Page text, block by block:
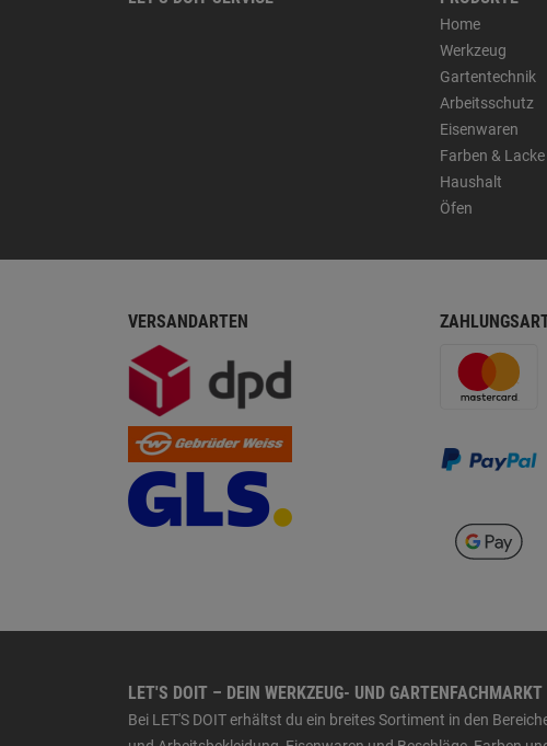
Home
Werkzeug
Gartentechnik
Arbeitsschutz
Eisenwaren
Farben & Lacke
Haushalt
Öfen
VERSANDARTEN
LET'S DOIT – DEIN WERKZEUG- UND GARTENFACHMARKT
Bei LET'S DOIT erhältst du ein breites Sortiment in den